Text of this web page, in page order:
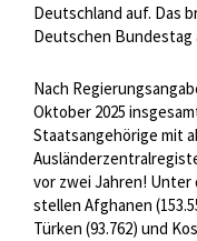
Deutschland auf. Das
Deutschen Bundestag
Nach
Oktober 2025
Staatsangehörige mit
vor zwei Jahren!
stellen Afghanen
Türken (93.762) und